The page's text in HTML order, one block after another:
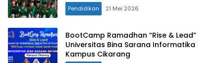
Pendidikan 21 Mei 2026
BootCamp Ramadhan “Rise & Lead”
Universitas Bina Sarana Informatika
Kampus Cikarang